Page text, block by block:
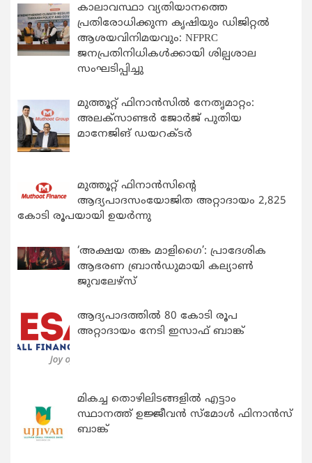
കാലാവസ്ഥാ വ്യതിയാനത്തെ
പ്രതിരോധിക്കുന്ന കൃഷിയും ഡിജിറ്റൽ
ആശയവിനിമയവും: NFPRC
ജനപ്രതിനിധികൾക്കായി ശില്പശാല
സംഘടിപ്പിച്ചു
മുത്തൂറ്റ് ഫിനാൻസിൽ നേതൃമാറ്റം:
അലക്സാണ്ടർ ജോർജ് പുതിയ
മാനേജിങ് ഡയറക്ടർ
മുത്തൂറ്റ് ഫിനാൻസിന്റെ
ആദ്യപാദസംയോജിത അറ്റാദായം 2,825
കോടി രൂപയായി ഉയർന്നു
‘അക്ഷയ തങ്ക മാളിഗൈ’: പ്രാദേശിക
ആഭരണ ബ്രാന്‍ഡുമായി കല്യാണ്‍
ജുവലേഴ്‌സ്
ആദ്യപാദത്തിൽ 80 കോടി രൂപ
അറ്റാദായം നേടി ഇസാഫ് ബാങ്ക്
മികച്ച തൊഴിലിടങ്ങളിൽ എട്ടാം
സ്ഥാനത്ത് ഉജ്ജീവൻ സ്മോൾ ഫിനാൻസ്
ബാങ്ക്